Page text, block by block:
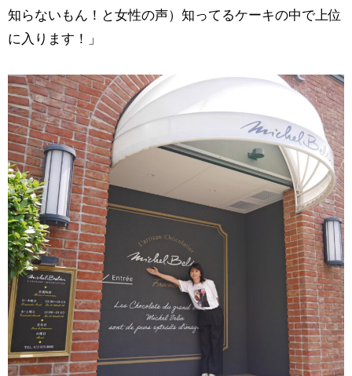
知らないもん！と女性の声）知ってるケーキの中で上位
に入ります！」